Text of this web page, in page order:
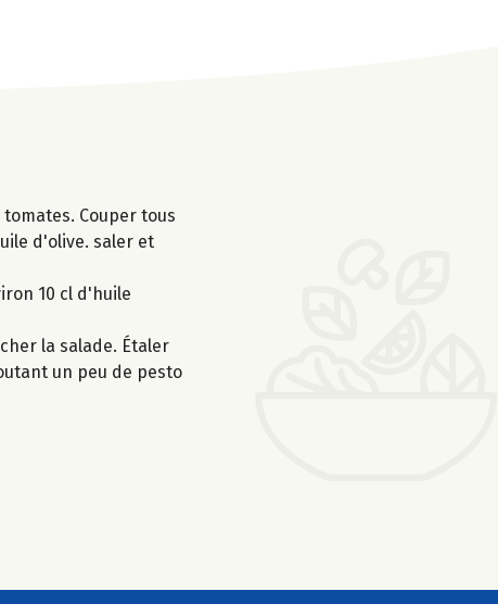
Couper tous
d'olive. saler et
10 cl d'huile
la salade. Étaler
un peu de pesto